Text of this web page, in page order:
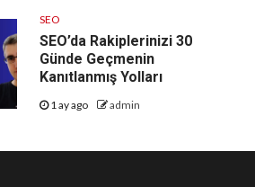
SEO
SEO’da Rakiplerinizi 30
Günde Geçmenin
Kanıtlanmış Yolları
1 ay ago admin